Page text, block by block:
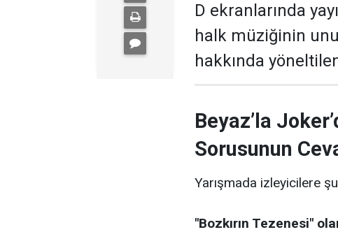
D ekranlarında
halk müziğinin
hakkında
Beyaz’la
Sorusunun
Yarışmada izleyicilere
"Bozkırın Tezenesi"